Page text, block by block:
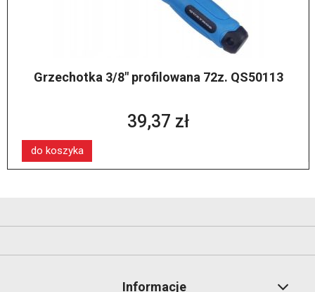
Grzechotka 3/8" profilowana 72z. QS50113
39,37 zł
do koszyka
Informacje